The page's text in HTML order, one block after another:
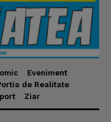
Eveniment
de Realitate
Ziar